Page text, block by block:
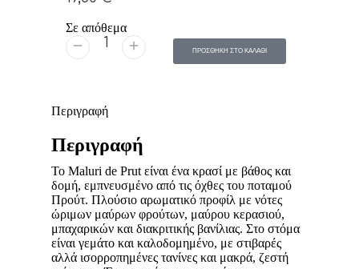
Σε απόθεμα
ΠΡΟΣΘΗΚΗ ΣΤΟ ΚΑΛΑΘΙ
Περιγραφή
Περιγραφή
Το Maluri de Prut είναι ένα κρασί με βάθος και
δομή, εμπνευσμένο από τις όχθες του ποταμού
Προύτ. Πλούσιο αρωματικό προφίλ με νότες
ώριμων μαύρων φρούτων, μαύρου κερασιού,
μπαχαρικών και διακριτικής βανίλιας. Στο στόμα
είναι γεμάτο και καλοδομημένο, με στιβαρές
αλλά ισορροπημένες τανίνες και μακρά, ζεστή